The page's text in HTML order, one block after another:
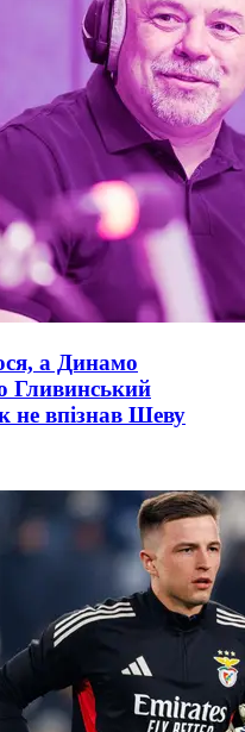
а Динамо
Гливинський
не впізнав Шеву